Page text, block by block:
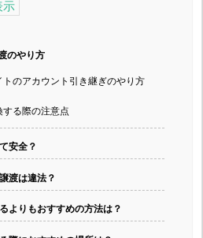
のやり方
のアカウント引き継ぎのやり方
る際の注意点
安全？
渡は違法？
よりもおすすめの方法は？